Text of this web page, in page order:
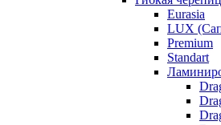
Eurasia
LUX
Premium
Standart